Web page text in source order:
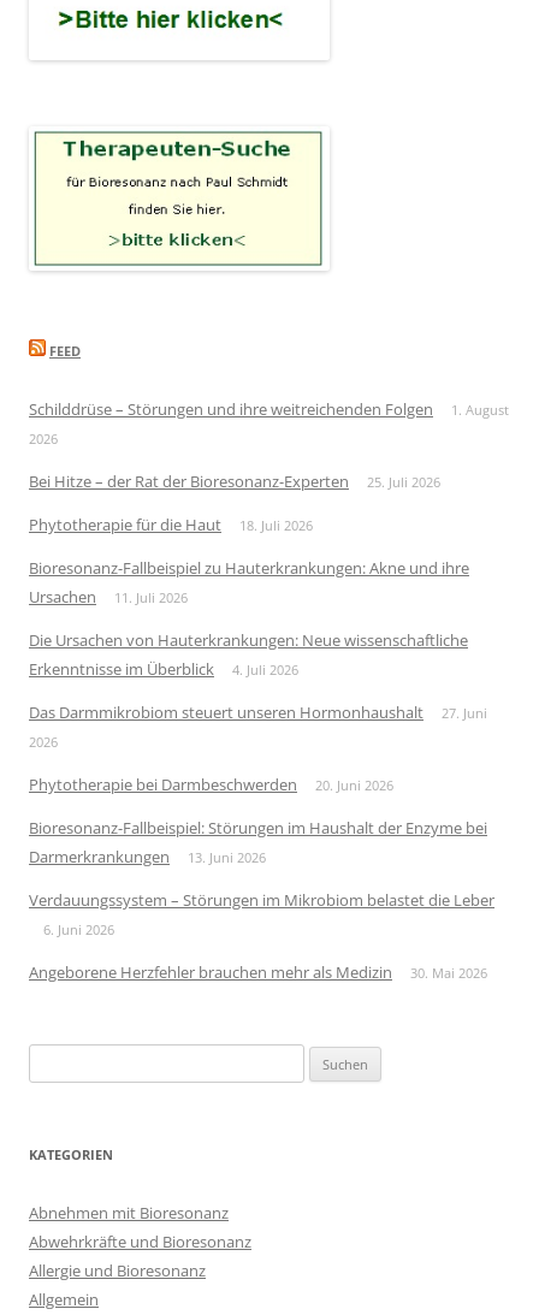
FEED
Schilddrüse – Störungen und ihre weitreichenden Folgen
1. August
2026
Bei Hitze – der Rat der Bioresonanz-Experten 25. Juli 2026
Phytotherapie für die Haut 18. Juli 2026
Bioresonanz-Fallbeispiel zu Hauterkrankungen: Akne und ihre
Ursachen
11. Juli 2026
Die Ursachen von Hauterkrankungen: Neue wissenschaftliche
Erkenntnisse im Überblick
4. Juli 2026
Das Darmmikrobiom steuert unseren Hormonhaushalt
27. Juni
2026
Phytotherapie bei Darmbeschwerden 20. Juni 2026
Bioresonanz-Fallbeispiel: Störungen im Haushalt der Enzyme bei
Darmerkrankungen
13. Juni 2026
Verdauungssystem – Störungen im Mikrobiom belastet die Leber
6. Juni 2026
Angeborene Herzfehler brauchen mehr als Medizin 30. Mai 2026
nach:
KATEGORIEN
Abnehmen mit Bioresonanz
Abwehrkräfte und Bioresonanz
Allergie und Bioresonanz
Allgemein